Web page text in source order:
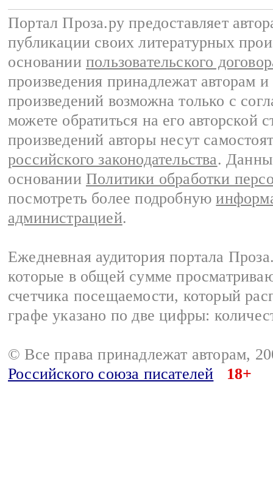
Портал Проза.ру предоставляет
публикации своих литературных
основании пользовательского
произведения принадлежат авторам
произведений возможна только с
можете обратиться на его авторской
произведений авторы несут
российского законодательства.
основании Политики обработки
посмотреть более подробную
администрацией.
Ежедневная аудитория портала
которые в общей сумме
счетчика посещаемости, который
графе указано по две цифры:
© Все права принадлежат авторам,
Российского союза писателей
18+